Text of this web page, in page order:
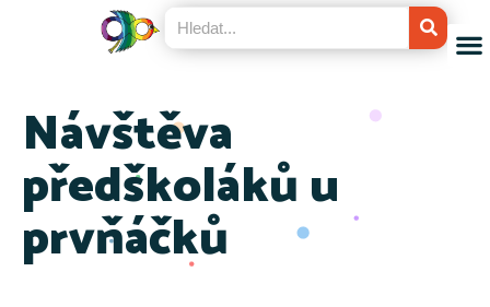
Návštěva
předškoláků u
prvňáčků